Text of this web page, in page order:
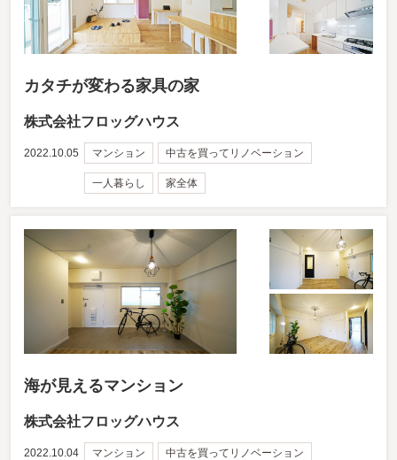
カタチが変わる家具の家
株式会社フロッグハウス
2022.10.05 マンション 中古を買ってリノベーション
一人暮らし 家全体
海が見えるマンション
株式会社フロッグハウス
2022.10.04 マンション 中古を買ってリノベーション